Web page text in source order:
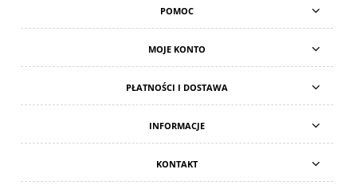
POMOC
MOJE KONTO
PŁATNOŚCI I DOSTAWA
INFORMACJE
KONTAKT